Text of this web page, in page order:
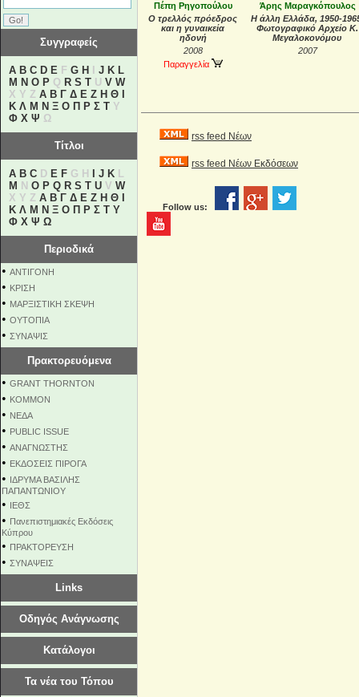
Συγγραφείς
A B C D E F G H J K L
M N O P Q R S T U V W
X Y Z Α Β Γ Δ Ε Ζ Η Θ
Κ Λ Μ Ν Ξ Ο Π Ρ Σ Τ Υ
Φ Χ Ψ Ω
Τίτλοι
A B C D E F G H J K L
M N O P Q R S T U V W
X Y Z Α Β Γ Δ Ε Ζ Η Θ
Κ Λ Μ Ν Ξ Ο Π Ρ Σ Τ Υ
Φ Χ Ψ Ω
Περιοδικά
• ΑΝΤΙΓΟΝΗ
• ΚΡΙΣΗ
• ΜΑΡΞΙΣΤΙΚΗ ΣΚΕΨΗ
• ΟΥΤΟΠΙΑ
• ΣΥΝΑΨΙΣ
Πρακτορευόμενα
• GRANT THORNTON
• KOMMON
• NEΔΑ
• PUBLIC ISSUE
• ΑΝΑΓΝΩΣΤΗΣ
• ΕΚΔΟΣΕΙΣ ΠΙΡΟΓΑ
• ΙΔΡΥΜΑ ΒΑΣΙΛΗΣ
ΠΑΠΑΝΤΩΝΙΟΥ
• ΙΕΘΣ
• Πανεπιστημιακές Εκδόσεις
Κύπρου
• ΠΡΑΚΤΟΡΕΥΣΗ
• ΣΥΝΑΨΕΙΣ
Links
Οδηγός Ανάγνωσης
Κατάλογοι
Τα νέα του Τόπου
Πέπη Ρηγοπούλου
Ο τρελλός πρόεδρος
και η γυναικεία
ηδονή
2008
Παραγγελία
Άρης Μαραγκόπουλος
Η άλλη Ελλάδα, 1950-
Φωτογραφικό Αρχείο Κ.
Μεγαλοκονόμου
2007
rss feed Νέων
rss feed Νέων Εκδόσεων
Follow us: